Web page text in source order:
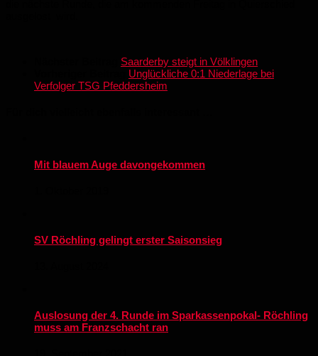
Saarderby steigt in Völklingen
Unglückliche 0:1 Niederlage bei
Verfolger TSG Pfeddersheim
Mit blauem Auge davongekommen
SV Röchling gelingt erster Saisonsieg
Auslosung der 4. Runde im Sparkassenpokal- Röchling
muss am Franzschacht ran